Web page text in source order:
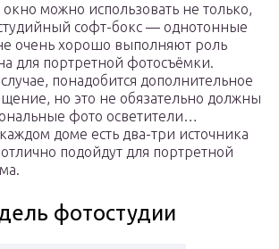
можно использовать не только,
софт-бокс — однотонные
очень хорошо выполняют роль
для портретной фотосъёмки.
понадобится дополнительное
но это не обязательно должны
фото осветители…
доме есть два-три истoчника
подойдут для портретной
фотостудии